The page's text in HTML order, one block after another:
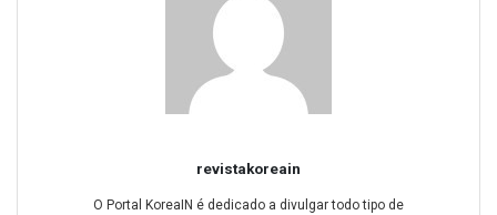
revistakoreain
O Portal KoreaIN é dedicado a divulgar todo tipo de